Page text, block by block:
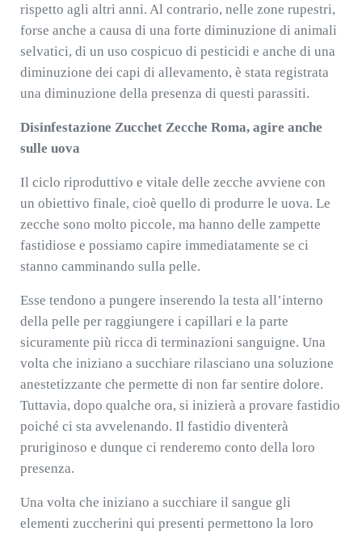
rispetto agli altri anni. Al contrario, nelle zone rupestri,
forse anche a causa di una forte diminuzione di animali
selvatici, di un uso cospicuo di pesticidi e anche di una
diminuzione dei capi di allevamento, è stata registrata
una diminuzione della presenza di questi parassiti.
Disinfestazione Zucchet Zecche Roma, agire anche
sulle uova
Il ciclo riproduttivo e vitale delle zecche avviene con
un obiettivo finale, cioè quello di produrre le uova. Le
zecche sono molto piccole, ma hanno delle zampette
fastidiose e possiamo capire immediatamente se ci
stanno camminando sulla pelle.
Esse tendono a pungere inserendo la testa all’interno
della pelle per raggiungere i capillari e la parte
sicuramente più ricca di terminazioni sanguigne. Una
volta che iniziano a succhiare rilasciano una soluzione
anestetizzante che permette di non far sentire dolore.
Tuttavia, dopo qualche ora, si inizierà a provare fastidio
poiché ci sta avvelenando. Il fastidio diventerà
pruriginoso e dunque ci renderemo conto della loro
presenza.
Una volta che iniziano a succhiare il sangue gli
elementi zuccherini qui presenti permettono la loro